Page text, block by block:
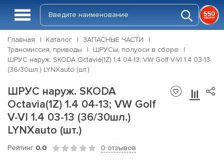
Главная Каталог
ЗАПАСНЫЕ ЧАСТИ
Трансмиссия, приводы
ШРУСы, полуоси в сборе
ШРУС наруж. SKODA Octavia(1Z) 1.4 04-13; VW Golf V-VI 1.4 03-13
(36/30шл.) LYNXauto (шт.)
ШРУС наруж. SKODA
Octavia(1Z) 1.4 04-13; VW Golf
V-VI 1.4 03-13 (36/30шл.)
LYNXauto (шт.)
Рейтинг 0.0 0 отзывов